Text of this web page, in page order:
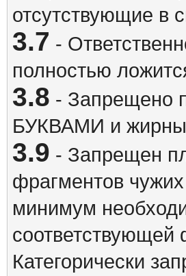
отсутствующие в
3.7 -
полностью
3.8 - Запрещено
БУКВАМИ и
3.9 - Запрещен
фрагментов
минимум
Категорически